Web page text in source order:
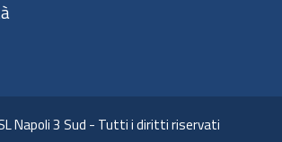
Napoli 3 Sud - Tutti i diritti riservati